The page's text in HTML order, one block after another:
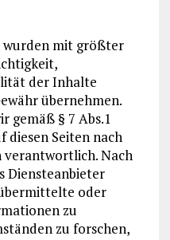
wurden mit größter
der Inhalte
übernehmen.
gemäß § 7 Abs.1
diesen Seiten nach
verantwortlich. Nach
Diensteanbieter
oder
zu
zu forschen,